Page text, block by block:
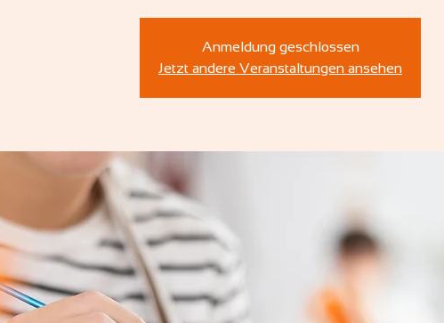
Anmeldung geschlossen
Jetzt andere Veranstaltungen ansehen